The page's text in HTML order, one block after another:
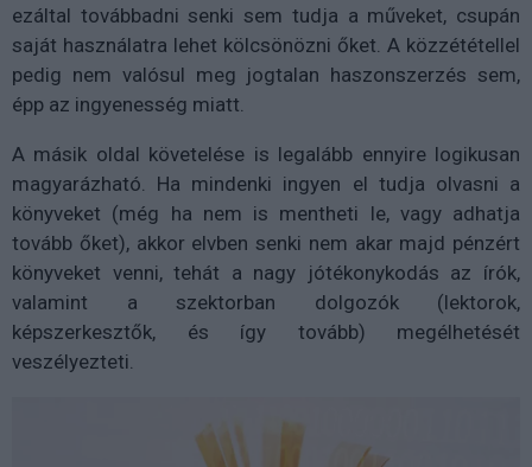
ezáltal továbbadni senki sem tudja a műveket, csupán
saját használatra lehet kölcsönözni őket. A közzététellel
pedig nem valósul meg jogtalan haszonszerzés sem,
épp az ingyenesség miatt.
A másik oldal követelése is legalább ennyire logikusan
magyarázható. Ha mindenki ingyen el tudja olvasni a
könyveket (még ha nem is mentheti le, vagy adhatja
tovább őket), akkor elvben senki nem akar majd pénzért
könyveket venni, tehát a nagy jótékonykodás az írók,
valamint a szektorban dolgozók (lektorok,
képszerkesztők, és így tovább) megélhetését
veszélyezteti.